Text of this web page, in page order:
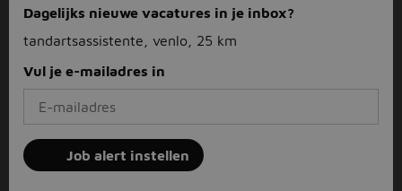
Dagelijks nieuwe vacatures in je inbox?
tandartsassistente, venlo, 25 km
Vul je e-mailadres in
Job alert instellen